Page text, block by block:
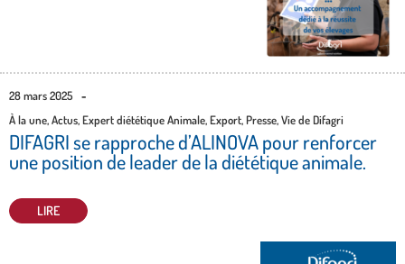
28 mars 2025
-
À la une,Actus,Expert diététique Animale,Export,Presse,Vie de Difagri
DIFAGRI se rapproche d’ALINOVA pour renforcer
une position de leader de la diététique animale.
LIRE